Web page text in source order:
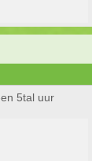
5tal uur